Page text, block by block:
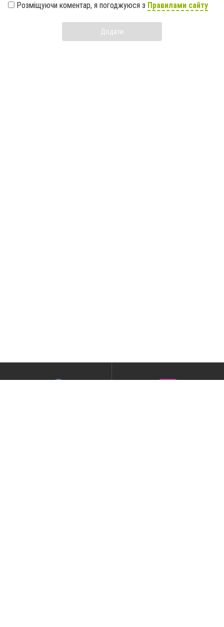
Розміщуючи коментар, я погоджуюся з Правилами сайту
Додати